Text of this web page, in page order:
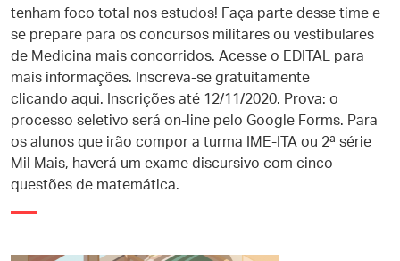
tenham foco total nos estudos! Faça parte desse time e
se prepare para os concursos militares ou vestibulares
de Medicina mais concorridos. Acesse o EDITAL para
mais informações. Inscreva-se gratuitamente
clicando aqui. Inscrições até 12/11/2020. Prova: o
processo seletivo será on-line pelo Google Forms. Para
os alunos que irão compor a turma IME-ITA ou 2ª série
Mil Mais, haverá um exame discursivo com cinco
questões de matemática.